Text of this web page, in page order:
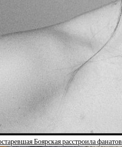
Боярская расстроила фанатов